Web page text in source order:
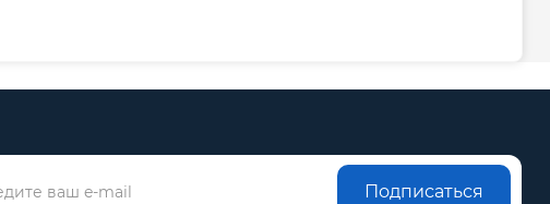
Подписаться